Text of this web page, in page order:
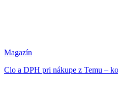
Magazín
Clo a DPH pri nákupe z Temu –